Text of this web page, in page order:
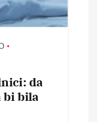
da
bi bila